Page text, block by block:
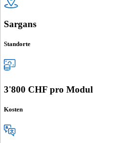
Sargans
Standorte
3'800 CHF pro Modul
Kosten